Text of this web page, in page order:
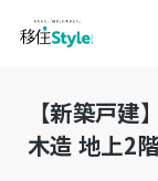
【新築戸
木造 地上2